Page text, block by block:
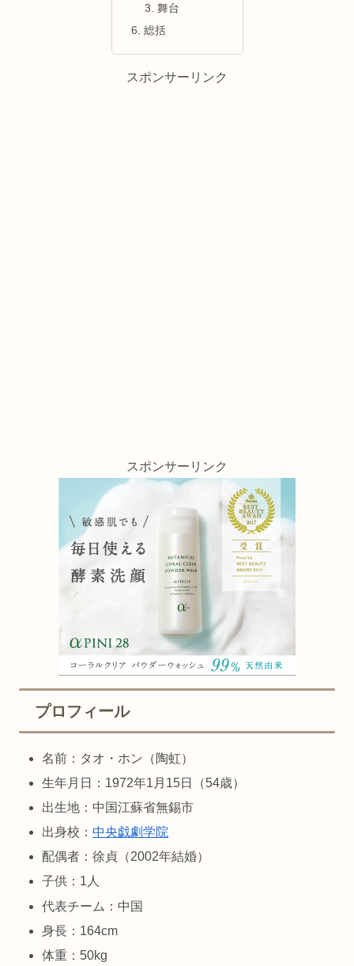
舞台
総括
スポンサーリンク
スポンサーリンク
プロフィール
名前：タオ・ホン（陶虹）
生年月日：1972年1月15日（54歳）
出生地：中国江蘇省無錫市
出身校：中央戯劇学院
配偶者：徐貞（2002年結婚）
子供：1人
代表チーム：中国
身長：164cm
体重：50kg